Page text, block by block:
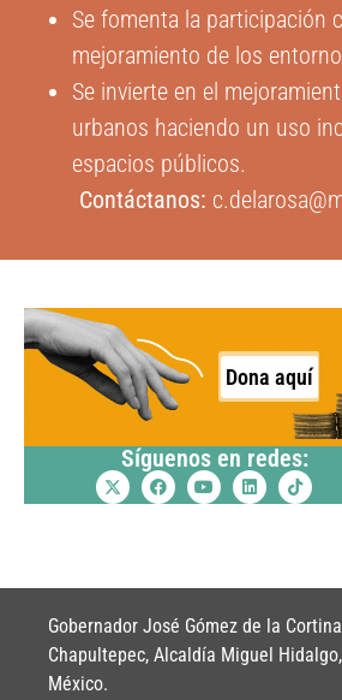
Se fomenta la participación
mejoramiento de los
Se invierte en el
urbanos haciendo un uso
espacios públicos.
Contáctanos:
Dona aquí
Síguenos en redes:
Gobernador José Gómez de la
Chapultepec, Alcaldía Miguel
México.